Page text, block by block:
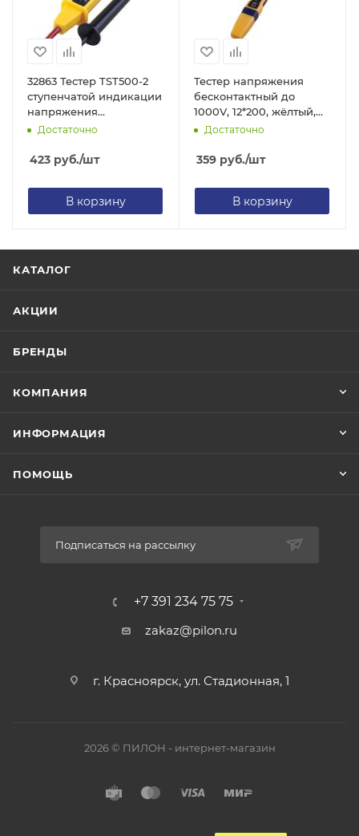
32863 Тестер TST500-2
ступенчатой индикации
напряжения
контак.двухполюсной до
Достаточно
423 руб./шт
В корзину
Тестер напряжения
бесконтактный до
1000V, 12*200, жёлтый,
TST1000-1
Достаточно
359 руб./шт
В корзину
КАТАЛОГ
АКЦИИ
БРЕНДЫ
КОМПАНИЯ
ИНФОРМАЦИЯ
ПОМОЩЬ
Подписаться на рассылку
+7 391 234 75 75
zakaz@pilon.ru
г. Красноярск, ул. Стадионная, 1
2026 © ПИЛОН - интернет-магазин